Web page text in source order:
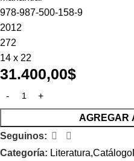
978-987-500-158-9
2012
272
14 x 22
31.400,00$
AGREGAR
Seguinos:
Categoría: Literatura,Catálogo